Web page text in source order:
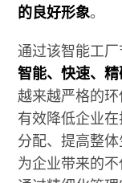
的良好形象。
通过该智能工
智能、快速、
越来越严格的
有效降低企业
分配、提高整
为企业带来的